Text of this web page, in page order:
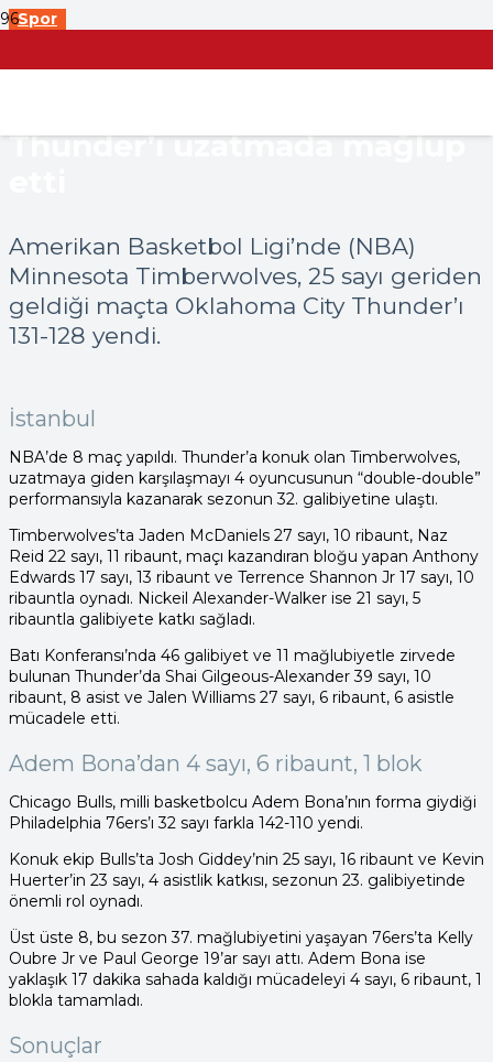
Spor
NBA’de Timberwolves, 25
Thunder’ı uzatmada mağlup
Amerikan Basketbol Ligi’nde (NBA)
Minnesota Timberwolves, 25 sayı geriden
geldiği maçta Oklahoma City Thunder’ı
131-128 yendi.
İstanbul
NBA’de 8 maç yapıldı. Thunder’a konuk olan Timberwolves,
uzatmaya giden karşılaşmayı 4 oyuncusunun “double-double”
performansıyla kazanarak sezonun 32. galibiyetine ulaştı.
Timberwolves’ta Jaden McDaniels 27 sayı, 10 ribaunt, Naz
Reid 22 sayı, 11 ribaunt, maçı kazandıran bloğu yapan Anthony
Edwards 17 sayı, 13 ribaunt ve Terrence Shannon Jr 17 sayı, 10
ribauntla oynadı. Nickeil Alexander-Walker ise 21 sayı, 5
ribauntla galibiyete katkı sağladı.
Batı Konferansı’nda 46 galibiyet ve 11 mağlubiyetle zirvede
bulunan Thunder’da Shai Gilgeous-Alexander 39 sayı, 10
ribaunt, 8 asist ve Jalen Williams 27 sayı, 6 ribaunt, 6 asistle
mücadele etti.
Adem Bona’dan 4 sayı, 6 ribaunt, 1 blok
Chicago Bulls, milli basketbolcu Adem Bona’nın forma giydiği
Philadelphia 76ers’ı 32 sayı farkla 142-110 yendi.
Konuk ekip Bulls’ta Josh Giddey’nin 25 sayı, 16 ribaunt ve Kevin
Huerter’in 23 sayı, 4 asistlik katkısı, sezonun 23. galibiyetinde
önemli rol oynadı.
Üst üste 8, bu sezon 37. mağlubiyetini yaşayan 76ers’ta Kelly
Oubre Jr ve Paul George 19’ar sayı attı. Adem Bona ise
yaklaşık 17 dakika sahada kaldığı mücadeleyi 4 sayı, 6 ribaunt, 1
blokla tamamladı.
Sonuçlar